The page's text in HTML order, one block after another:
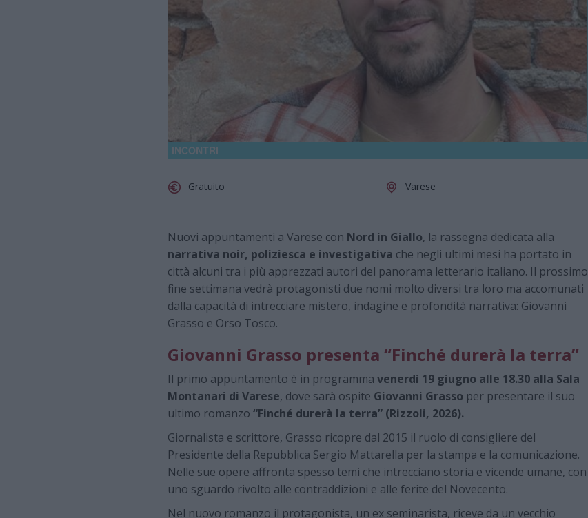
INCONTRI
Gratuito Varese
Nuovi appuntamenti a Varese con Nord in Giallo, la rassegna dedicata alla
narrativa noir, poliziesca e investigativa che negli ultimi mesi ha portato in
città alcuni tra i più apprezzati autori del panorama letterario italiano. Il prossimo
fine settimana vedrà protagonisti due nomi molto diversi tra loro ma accomunati
dalla capacità di intrecciare mistero, indagine e profondità narrativa: Giovanni
Grasso e Orso Tosco.
Giovanni Grasso presenta “Finché durerà la terra”
Il primo appuntamento è in programma venerdì 19 giugno alle 18.30 alla Sala
Montanari di Varese, dove sarà ospite Giovanni Grasso per presentare il suo
ultimo romanzo “Finché durerà la terra” (Rizzoli, 2026).
Giornalista e scrittore, Grasso ricopre dal 2015 il ruolo di consigliere del
Presidente della Repubblica Sergio Mattarella per la stampa e la comunicazione.
Nelle sue opere affronta spesso temi che intrecciano storia e vicende umane, con
uno sguardo rivolto alle contraddizioni e alle ferite del Novecento.
Nel nuovo romanzo il protagonista, un ex seminarista, riceve da un vecchio